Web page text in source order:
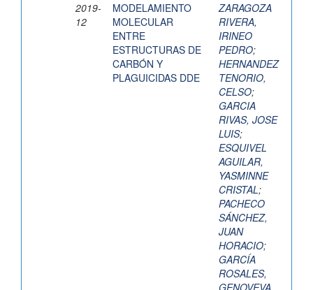
2019-
12
MODELAMIENTO
MOLECULAR
ENTRE
ESTRUCTURAS DE
CARBÓN Y
PLAGUICIDAS DDE
ZARAGOZA
RIVERA,
IRINEO
PEDRO;
HERNANDEZ
TENORIO,
CELSO;
GARCIA
RIVAS, JOSE
LUIS;
ESQUIVEL
AGUILAR,
YASMINNE
CRISTAL;
PACHECO
SÁNCHEZ,
JUAN
HORACIO;
GARCÍA
ROSALES,